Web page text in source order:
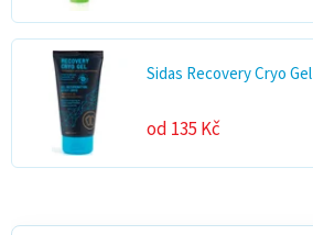
Sidas Recovery Cryo Gel
od 135 Kč
V